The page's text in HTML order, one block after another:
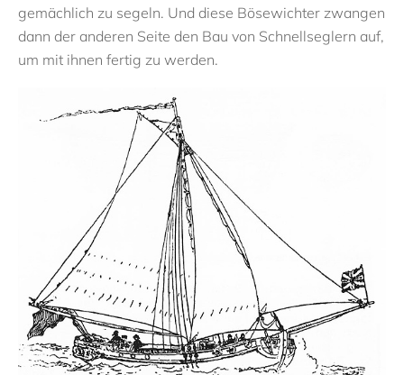
gemächlich zu segeln. Und diese Bösewichter zwangen
dann der anderen Seite den Bau von Schnellseglern auf,
um mit ihnen fertig zu werden.